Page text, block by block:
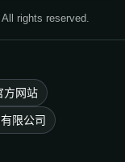
rights reserved.
方网站
限公司